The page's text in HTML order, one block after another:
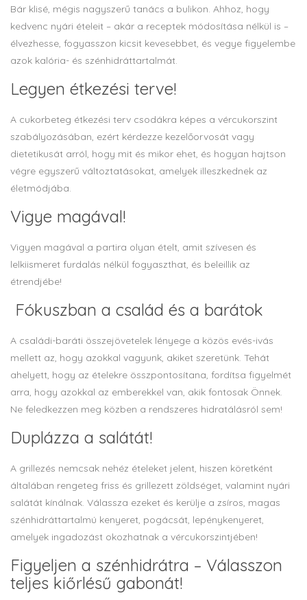
Bár klisé, mégis nagyszerű tanács a bulikon. Ahhoz, hogy
kedvenc nyári ételeit – akár a receptek módosítása nélkül is –
élvezhesse, fogyasszon kicsit kevesebbet, és vegye figyelembe
azok kalória- és szénhidráttartalmát.
Legyen étkezési terve!
A cukorbeteg étkezési terv csodákra képes a vércukorszint
szabályozásában, ezért kérdezze kezelőorvosát vagy
dietetikusát arról, hogy mit és mikor ehet, és hogyan hajtson
végre egyszerű változtatásokat, amelyek illeszkednek az
életmódjába.
Vigye magával!
Vigyen magával a partira olyan ételt, amit szívesen és
lelkiismeret furdalás nélkül fogyaszthat, és beleillik az
étrendjébe!
Fókuszban a család és a barátok
A családi-baráti összejövetelek lényege a közös evés-ivás
mellett az, hogy azokkal vagyunk, akiket szeretünk. Tehát
ahelyett, hogy az ételekre összpontosítana, fordítsa figyelmét
arra, hogy azokkal az emberekkel van, akik fontosak Önnek.
Ne feledkezzen meg közben a rendszeres hidratálásról sem!
Duplázza a salátát!
A grillezés nemcsak nehéz ételeket jelent, hiszen köretként
általában rengeteg friss és grillezett zöldséget, valamint nyári
salátát kínálnak. Válassza ezeket és kerülje a zsíros, magas
szénhidráttartalmú kenyeret, pogácsát, lepénykenyeret,
amelyek ingadozást okozhatnak a vércukorszintjében!
Figyeljen a szénhidrátra – Válasszon
teljes kiőrlésű gabonát!